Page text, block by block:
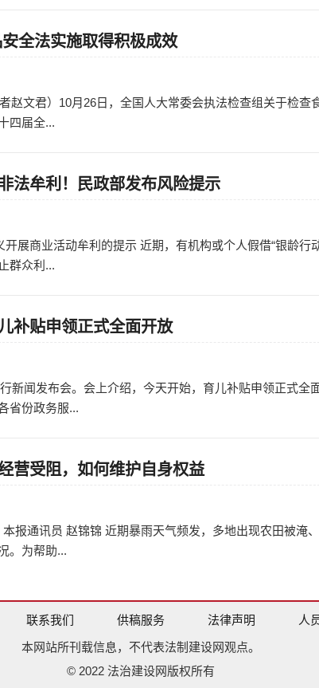
全法实施取得积极成效
赵文君）10月26日，全国人大常委会执法检查组关于检查
四届全...
法牟利！民政部发布风险提示
开展商业活动牟利的提示 近期，有机构或个人假借“银龄行
群众利...
补贴申领正式全面开放
新闻发布会。会上介绍，今天开始，育儿补贴申领正式全
省份政务服...
营受阻，如何维护自身权益
讯员 赵锦锦 近期暴雨天气频发，多地出现农田被淹
。为帮助...
联系我们 供稿服务 法律声明
人
本网站所刊载信息，不代表法制建设网观点。
© 2022 法治建设网版权所有